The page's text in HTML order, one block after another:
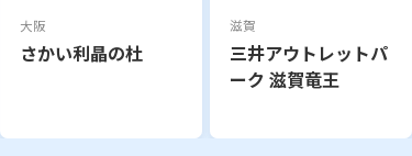
大阪
さかい利晶の杜
滋賀
三井アウトレットパ
ーク 滋賀竜王